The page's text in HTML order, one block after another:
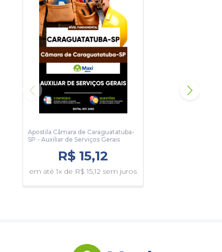
Apostila Câmara de Caraguatatuba-
SP - Auxiliar de Serviços Gerais
R$ 15,12
em até 1x de R$ 15,12 sem juros